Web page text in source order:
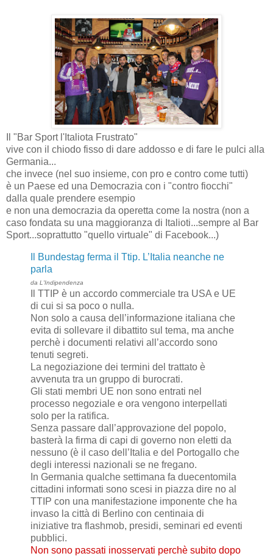
Il "Bar Sport l'Italiota Frustrato"
vive con il chiodo fisso di dare addosso e di fare le pulci alla
Germania...
che invece (nel suo insieme, con pro e contro come tutti)
è un Paese ed una Democrazia con i "contro fiocchi"
dalla quale prendere esempio
e non una democrazia da operetta come la nostra (non a
caso fondata su una maggioranza di Italioti...sempre al Bar
Sport...soprattutto "quello virtuale" di Facebook...)
Il Bundestag ferma il Ttip. L’Italia neanche ne
parla
da L'Indipendenza
Il TTIP è un accordo commerciale tra USA e UE
di cui si sa poco o nulla.
Non solo a causa dell’informazione italiana che
evita di sollevare il dibattito sul tema, ma anche
perchè i documenti relativi all’accordo sono
tenuti segreti.
La negoziazione dei termini del trattato è
avvenuta tra un gruppo di burocrati.
Gli stati membri UE non sono entrati nel
processo negoziale e ora vengono interpellati
solo per la ratifica.
Senza passare dall’approvazione del popolo,
basterà la firma di capi di governo non eletti da
nessuno (è il caso dell’Italia e del Portogallo che
degli interessi nazionali se ne fregano.
In Germania qualche settimana fa duecentomila
cittadini informati sono scesi in piazza dire no al
TTIP con una manifestazione imponente che ha
invaso la città di Berlino con centinaia di
iniziative tra flashmob, presidi, seminari ed eventi
pubblici.
Non sono passati inosservati perchè subito dopo